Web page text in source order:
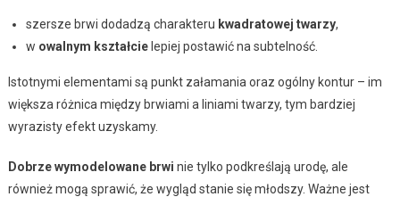
szersze brwi dodadzą charakteru kwadratowej twarzy,
w owalnym kształcielepiej postawić na subtelność.
Istotnymi elementami są punkt załamania oraz ogólny kontur – im
większa różnica między brwiami a liniami twarzy, tym bardziej
wyrazisty efekt uzyskamy.
Dobrze wymodelowane brwi nie tylko podkreślają urodę, ale
również mogą sprawić, że wygląd stanie się młodszy. Ważne jest